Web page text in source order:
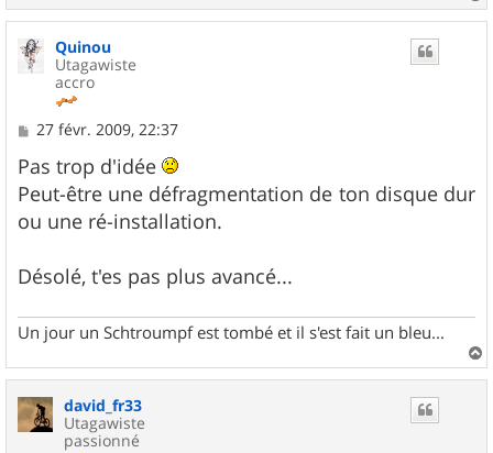
a
u
Quinou
Utagawiste
accro
M
s
s
a
g
e
27 févr. 2009, 22:37
Pas trop d'idée
Peut-être une défragmentation de ton disque dur
ou une ré-installation.
Désolé, t'es pas plus avancé...
Un jour un Schtroumpf est tombé et il s'est fait un bleu...
a
david_fr33
Utagawiste
passionné